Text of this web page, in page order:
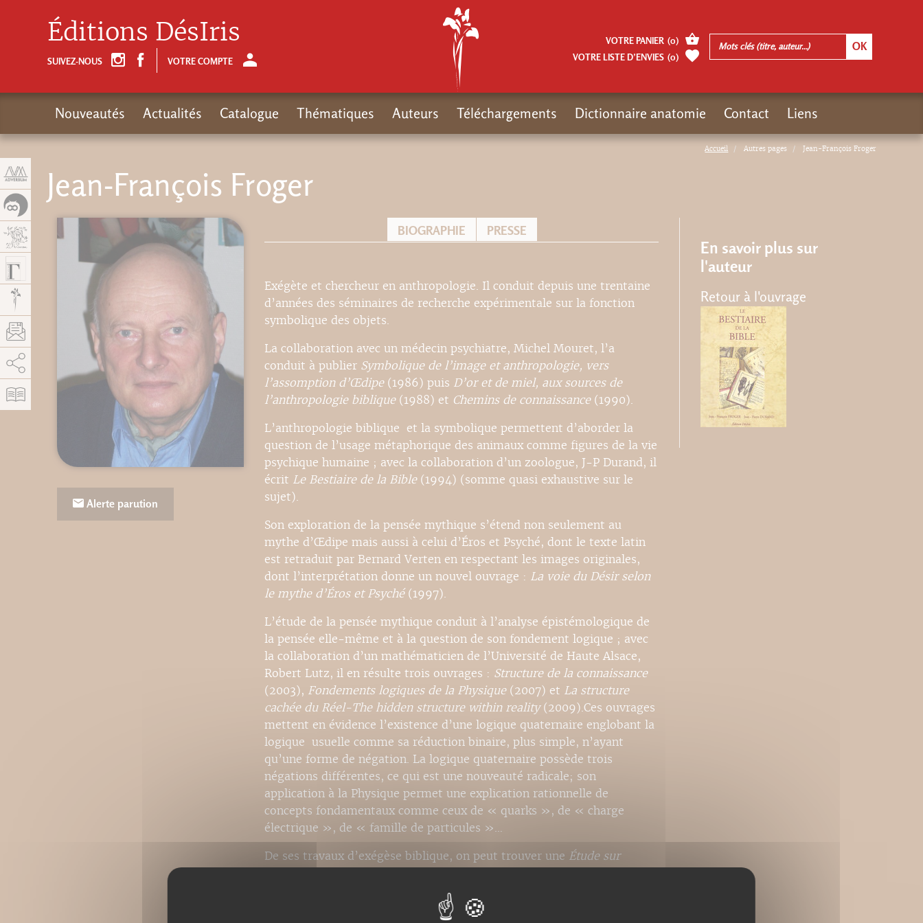
Accueil Autres pages Jean-François Froger
Jean-François Froger
Alerte parution
BIOGRAPHIE PRESSE
Exégète et chercheur en anthropologie. Il conduit depuis une trentaine
d’années des séminaires de recherche expérimentale sur la fonction
symbolique des objets.
La collaboration avec un médecin psychiatre, Michel Mouret, l’a
conduit à publier Symbolique de l’image et anthropologie, vers
l’assomption d’Œdipe(1986) puis D’or et de miel, aux sources de
l’anthropologie biblique(1988) et Chemins de connaissance(1990).
L’anthropologie biblique et la symbolique permettent d’aborder la
question de l’usage métaphorique des animaux comme figures de la vie
psychique humaine ; avec la collaboration d’un zoologue, J-P Durand, il
écrit Le Bestiaire de la Bible(1994) (somme quasi exhaustive sur le
sujet).
Son exploration de la pensée mythique s’étend non seulement au
mythe d’Œdipe mais aussi à celui d’Éros et Psyché, dont le texte latin
est retraduit par Bernard Verten en respectant les images originales,
dont l’interprétation donne un nouvel ouvrage : La voie du Désir selon
le mythe d’Éros et Psyché(1997).
L’étude de la pensée mythique conduit à l’analyse épistémologique de
la pensée elle-même et à la question de son fondement logique ; avec
la collaboration d’un mathématicien de l’Université de Haute Alsace,
Robert Lutz, il en résulte trois ouvrages : Structure de la connaissance
(2003), Fondements logiques de la Physique(2007) et La structure
cachée du Réel-The hidden structure within reality(2009).Ces ouvrages
mettent en évidence l’existence d’une logique quaternaire englobant la
logique usuelle comme sa réduction binaire, plus simple, n’ayant
qu’une forme de négation. La logique quaternaire possède trois
négations différentes, ce qui est une nouveauté radicale; son
application à la Physique permet une explication rationnelle de
concepts fondamentaux comme ceux de « quarks », de « charge
électrique », de « famille de particules »…
De ses travaux d’exégèse biblique, on peut trouver une Étude sur
controverses de Jésus à propos du Shabbat aux éditions Grégoriennes :
(2009).
En savoir plus sur
l'auteur
Retour à l'ouvrage
Éditions DésIris
SUIVEZ-NOUS VOTRE COMPTE
VOTRE PANIER (0)
VOTRE LISTE D’ENVIES (0)
Nouveautés Actualités Catalogue Thématiques Auteurs Téléchargements Dictionnaire anatomie Contact Liens
AddThis est désactivé. Autoriser